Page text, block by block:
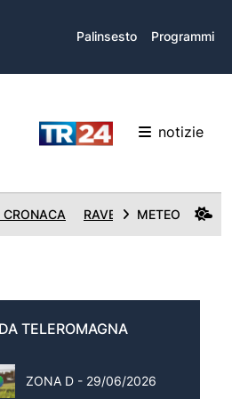
Palinsesto Programmi
notizie
CRONACA RAVENNA CRONACA
METEO
DA TELEROMAGNA
ZONA D - 29/06/2026